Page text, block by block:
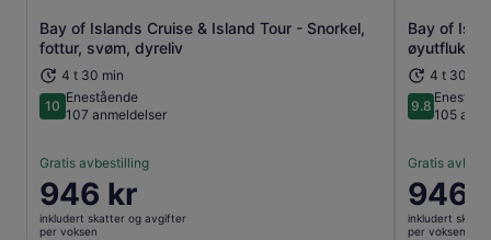
Bay of Islands Cruise & Island Tour - Snorkel,
fottur, svøm, dyreliv
4 t 30 min
1010 av 10
Enestående
107 anmeldelser
Gratis avbestilling
Prisen
er
946 kr
946 kr
inkludert skatter og avgifter
per voksen
Åpnes i en ny fane
Bay of
4 t 30 min
9.89.8 av 10
105
Gratis
Prisen
er
946 kr
946
inkludert
per voksen